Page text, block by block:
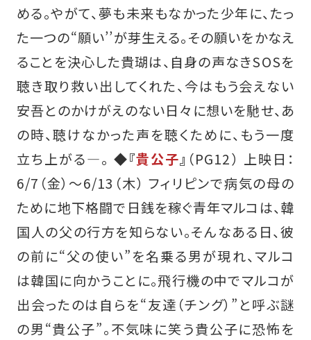
める。やがて、夢も未来もなかった少年に、たっ
た一つの“願い’’が芽生える。その願いをかなえ
ることを決心した貴瑚は、自身の声なきSOSを
聴き取り救い出してくれた、今はもう会えない
安吾とのかけがえのない日々に想いを馳せ、あ
の時、聴けなかった声を聴くために、もう一度
立ち上がる―。 ◆『貴公子』 （PG12） 上映日：
6/7（金）〜6/13（木） フィリピンで病気の母の
ために地下格闘で日銭を稼ぐ青年マルコは、韓
国人の父の行方を知らない。そんなある日、彼
の前に“父の使い”を名乗る男が現れ、マルコ
は韓国に向かうことに。飛行機の中でマルコが
出会ったのは自らを“友達（チング）”と呼ぶ謎
の男“貴公子”。不気味に笑う貴公子に恐怖を